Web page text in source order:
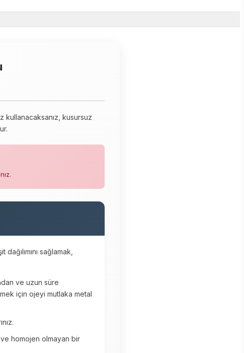
kusursuz
sağlamak,
ve uzun süre
için ojeyi mutlaka metal
ve homojen olmayan bir